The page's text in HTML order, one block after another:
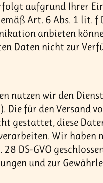
aufgrund Ihrer
Art. 6 Abs. 1 lit. f
anbieten
Daten nicht zur
nutzen wir den
Die für den Versand
gestattet, diese
Wir
DS-GVO
und zur